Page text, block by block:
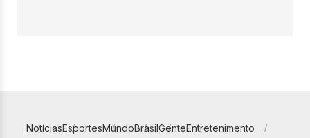
NotíciasEsportesMundoBrasilGenteEntretenimento